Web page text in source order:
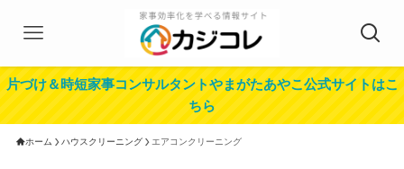
片づけ＆時短家事コンサルタントやまがたあやこ公式サイトはこ
ちら
ホーム ハウスクリーニング エアコンクリーニング